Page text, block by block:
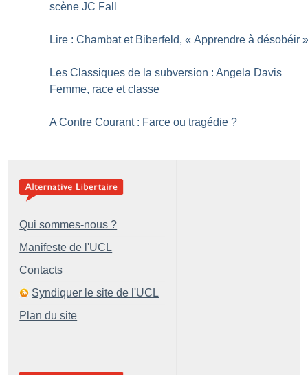
scène JC Fall
Lire : Chambat et Biberfeld, « Apprendre à désobéir
Les Classiques de la subversion : Angela Davis
Femme, race et classe
A Contre Courant : Farce ou tragédie ?
Qui sommes-nous ?
Manifeste de l'UCL
Contacts
Syndiquer le site de l'UCL
Plan du site